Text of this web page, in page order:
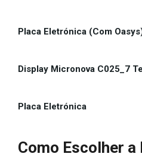
Placa Eletrónica (Com
Display Micronova C025_7
Placa Eletrónica
Como Escolher